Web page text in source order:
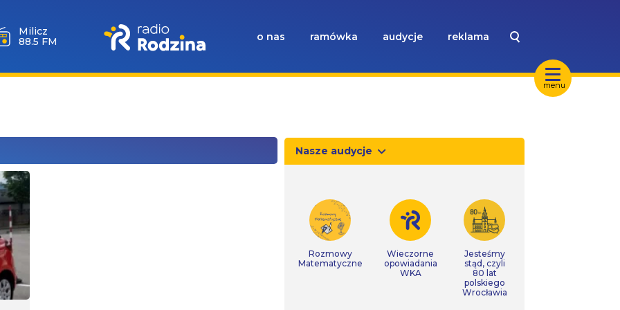
menu
Milicz
88.5 FM
o nas ramówka audycje reklama
Nasze audycje
Rozmowy
Matematyczne
Wieczorne
opowiadania
WKA
Jesteśmy
stąd, czyli
80 lat
polskiego
Wrocławia